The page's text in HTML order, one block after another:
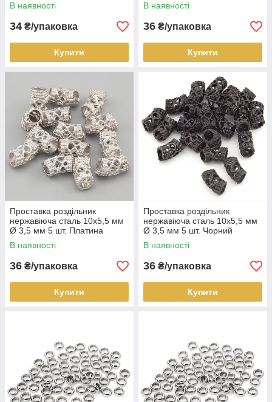
В наявності
34 ₴/упаковка
Купити
В наявності
36 ₴/упаковка
Купити
Проставка роздільник
нержавіюча сталь 10х5,5 мм
Ø 3,5 мм 5 шт. Платина
В наявності
36 ₴/упаковка
Купити
Проставка роздільник
нержавіюча сталь 10х5,5 мм
Ø 3,5 мм 5 шт. Чорний
В наявності
36 ₴/упаковка
Купити